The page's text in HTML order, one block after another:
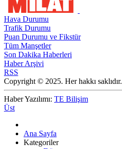
Hava Durumu
Trafik Durumu
Puan Durumu ve Fikstür
Tüm Manşetler
Son Dakika Haberleri
Haber Arşivi
RSS
Copyright © 2025. Her hakkı saklıdır.
Haber Yazılımı: TE Bilişim
Üst
Ana Sayfa
Kategoriler